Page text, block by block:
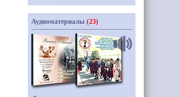
Аудиоматериалы (23)